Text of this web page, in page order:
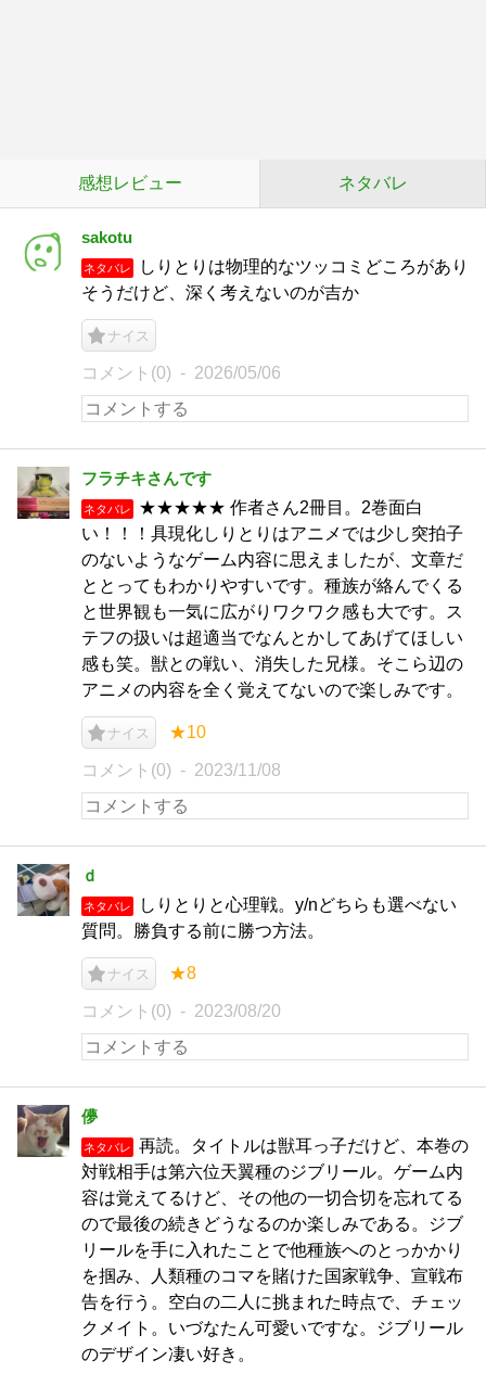
感想レビュー ネタバレ
sakotu
ネタバレ
しりとりは物理的なツッコミどころがあり
そうだけど、深く考えないのが吉か
ナイス
コメント(0) 2026/05/06
フラチキさんです
ネタバレ
★★★★★ 作者さん2冊目。2巻面白
い！！！具現化しりとりはアニメでは少し突拍子
のないようなゲーム内容に思えましたが、文章だ
ととってもわかりやすいです。種族が絡んでくる
と世界観も一気に広がりワクワク感も大です。ス
テフの扱いは超適当でなんとかしてあげてほしい
感も笑。獣との戦い、消失した兄様。そこら辺の
アニメの内容を全く覚えてないので楽しみです。
ナイス ★10
コメント(0) 2023/11/08
ｄ
ネタバレ
しりとりと心理戦。y/nどちらも選べない
質問。勝負する前に勝つ方法。
ナイス ★8
コメント(0) 2023/08/20
儚
ネタバレ
再読。タイトルは獣耳っ子だけど、本巻の
対戦相手は第六位天翼種のジブリール。ゲーム内
容は覚えてるけど、その他の一切合切を忘れてる
ので最後の続きどうなるのか楽しみである。ジブ
リールを手に入れたことで他種族へのとっかかり
を掴み、人類種のコマを賭けた国家戦争、宣戦布
告を行う。空白の二人に挑まれた時点で、チェッ
クメイト。いづなたん可愛いですな。ジブリール
のデザイン凄い好き。